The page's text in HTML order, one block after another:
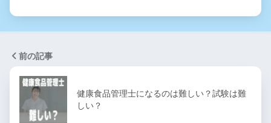
前の記事
健康食品管理士になるのは難しい？試験は難
しい？